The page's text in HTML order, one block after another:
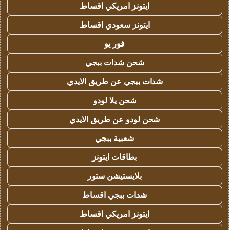
ايتونز امريكي اقساط
ايتونز سعودي اقساط
فور يو
شحن شدات ببجي
شدات ببجي عن طريق الايدي
شحن يلا لودو
شحن لودو عن طريق الايدي
شعبية ببجي
بطاقات ايتونز
بلايستيشن ستور
شدات ببجي اقساط
ايتونز امريكي اقساط